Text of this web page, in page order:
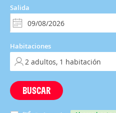
Salida
Habitaciones
BUSCAR